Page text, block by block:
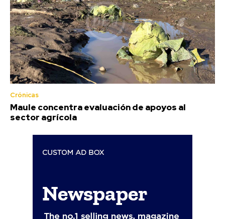
Crónicas
Maule concentra evaluación de apoyos al
sector agrícola